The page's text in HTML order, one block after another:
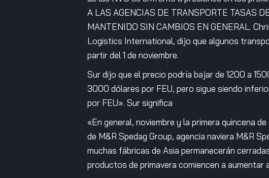
A LAS AGENCIAS DE TRANSPORTE TASAS
MANTENIDO SIN CAMBIOS EN GENERAL.
Logistics International, dijo que algunos
partir del 1 de noviembre.
Sur dijo que el precio podría bajar de 1200 a
3000 dólares por FEU, pero sigue siendo
por FEU». Sur significa
«En general, noviembre y la primera quincena
de M&R Spedag Group, agencia naviera M&R
muchas fábricas de Asia permanecerán
productos de primavera comiencen a aumentar